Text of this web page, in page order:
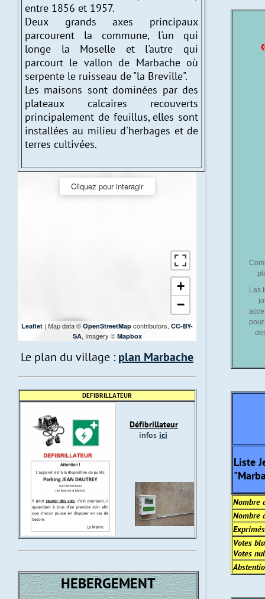
entre 1856 et 1957.
Deux grands axes principaux
parcourent la commune, l'un qui
longe la Moselle et l'autre qui
parcourt le vallon de Marbache où
serpente le ruisseau de "la Breville".
Les maisons sont dominées par des
plateaux calcaires recouverts
principalement de feuillus, elles sont
installées au milieu d'herbages et de
terres cultivées.
+
−
Leaflet | Map data © OpenStreetMap contributors, CC-BY-
SA, Imagery © Mapbox
Cliquez pour interagir
Le plan du village : plan Marbache
DEFIBRILLATEUR
Défibrillateur
infos ici
HEBERGEMENT
Les
Liste
Nombre
Nombre
Exprimés
Votes
Votes